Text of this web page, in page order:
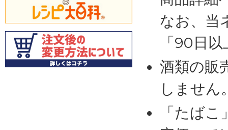
なお、当
「90日
酒類の販
しません
「たば